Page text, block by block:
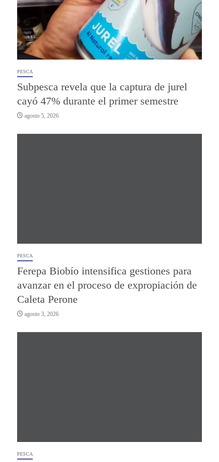
PESCA
Subpesca revela que la captura de jurel
cayó 47% durante el primer semestre
agosto 5, 2026
PESCA
Ferepa Biobío intensifica gestiones para
avanzar en el proceso de expropiación de
Caleta Perone
agosto 3, 2026
PESCA